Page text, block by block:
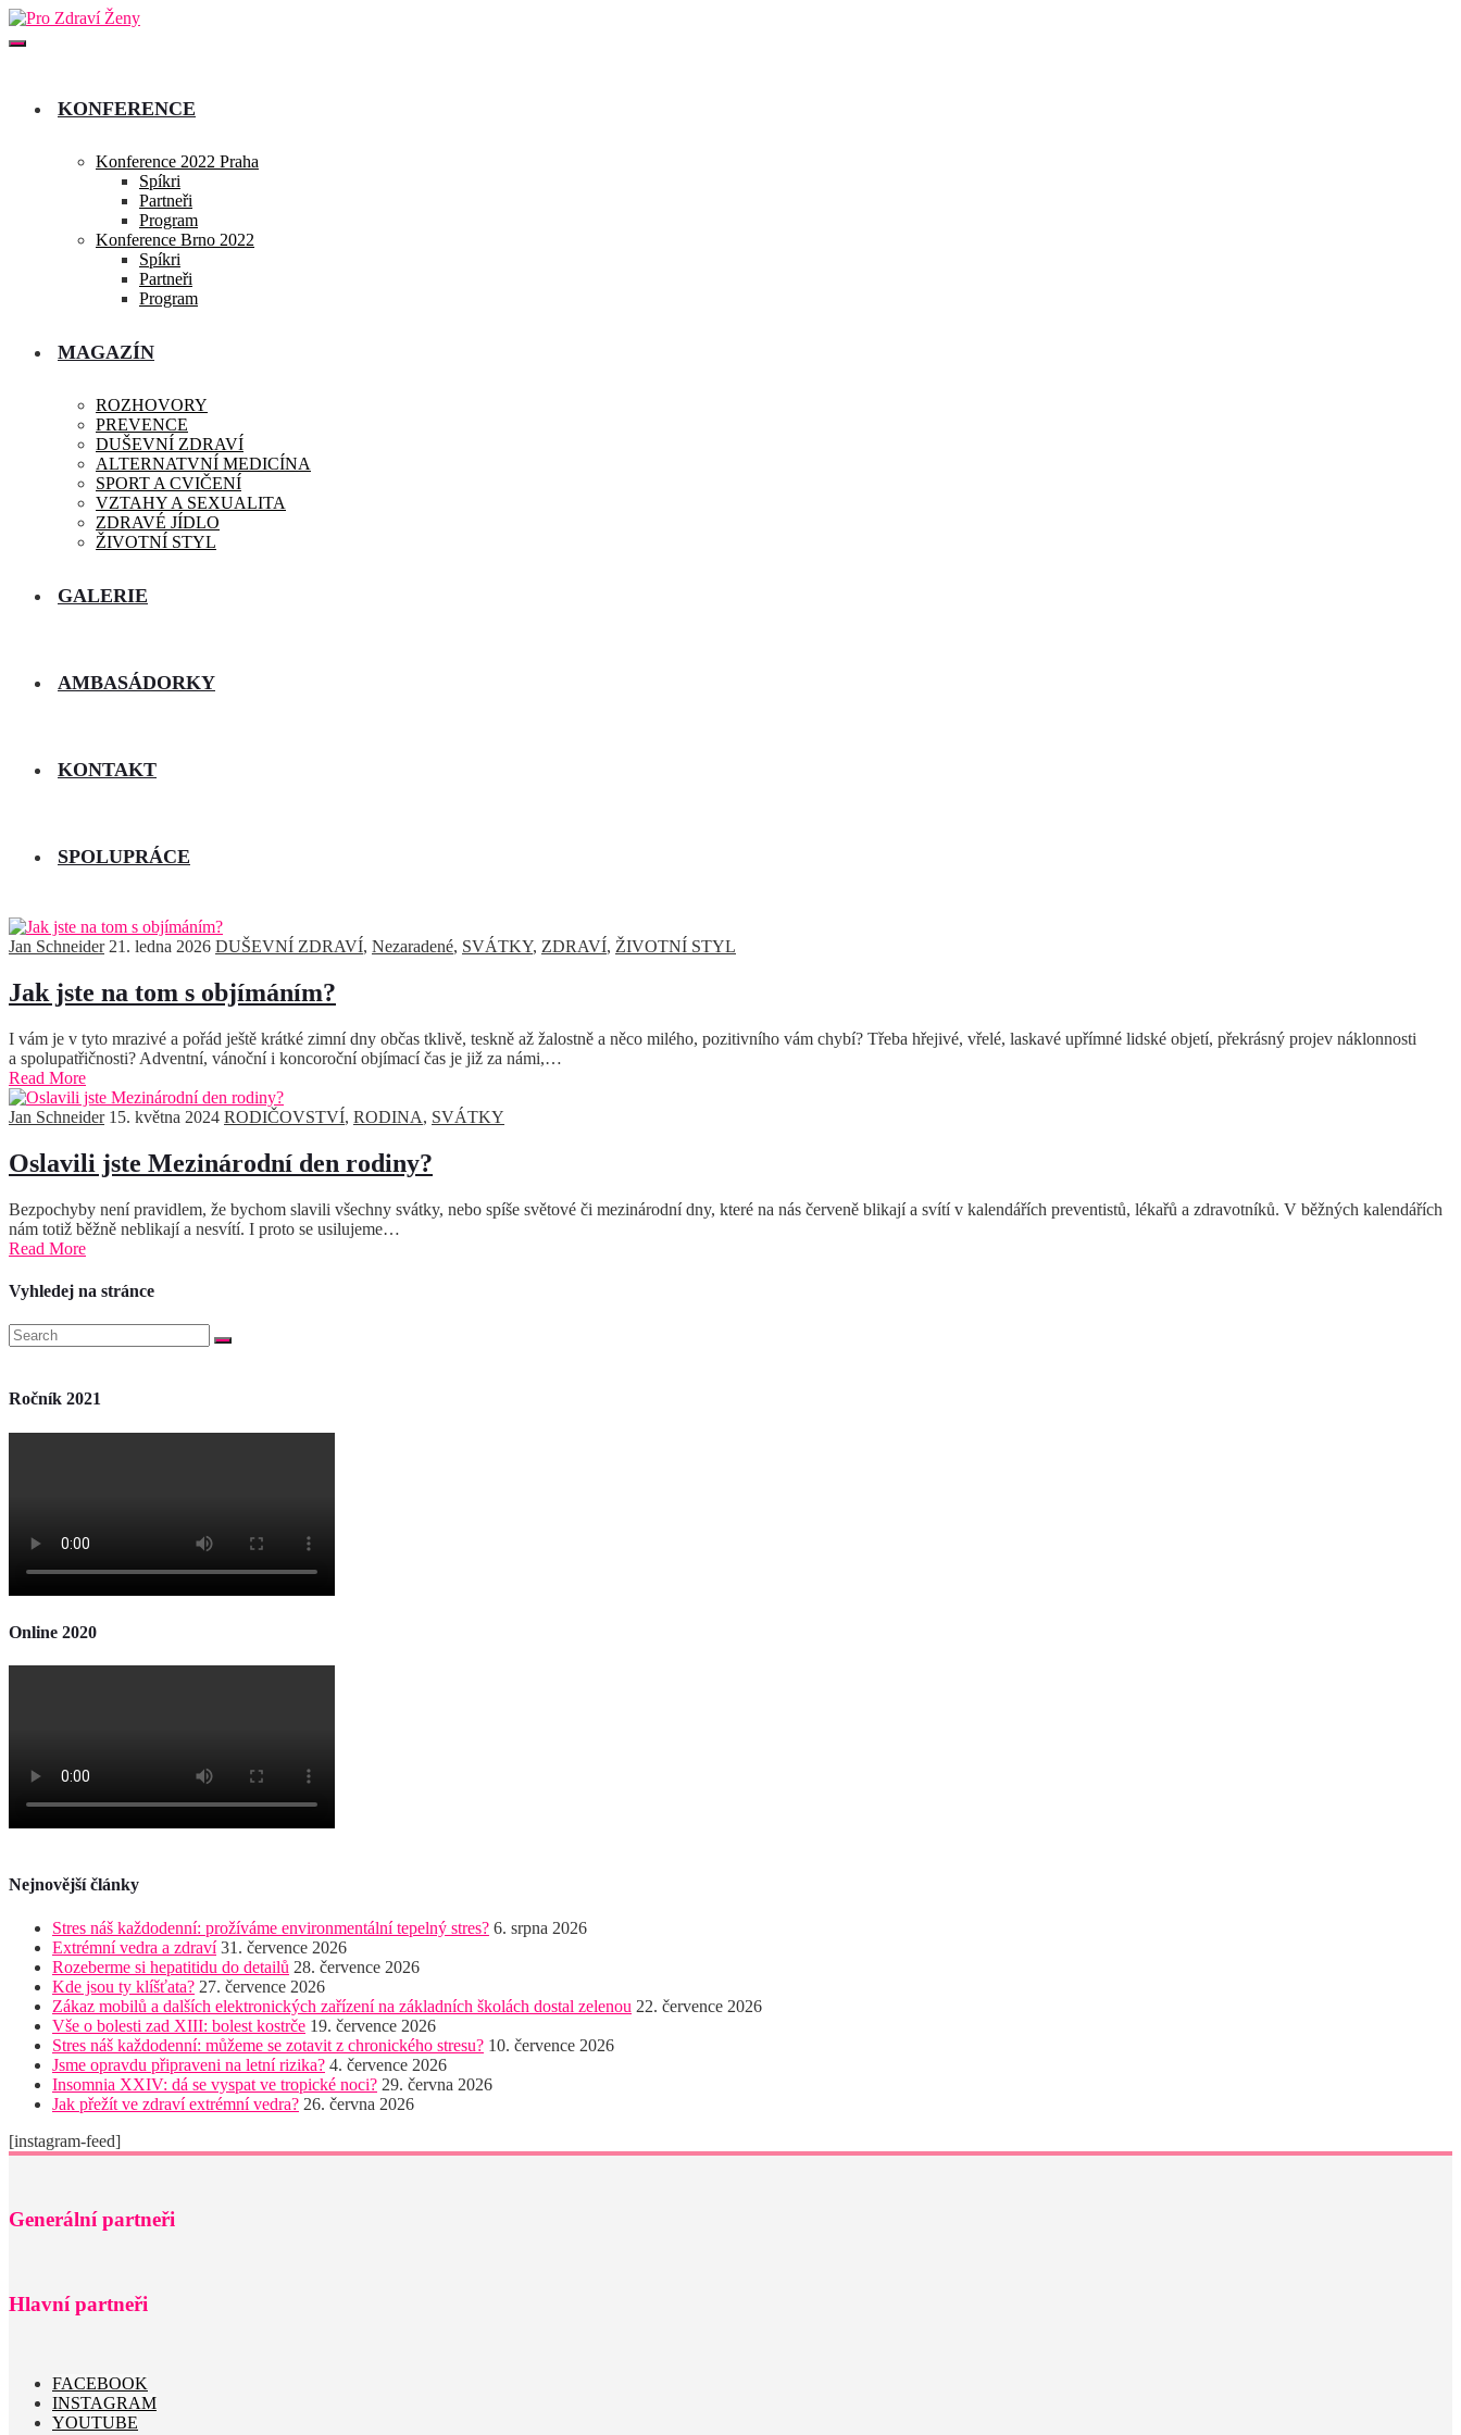
KONFERENCE
Konference 2022 Praha
Spíkri
Partneři
Program
Konference Brno 2022
Spíkri
Partneři
Program
MAGAZÍN
ROZHOVORY
PREVENCE
DUŠEVNÍ ZDRAVÍ
ALTERNATVNÍ MEDICÍNA
SPORT A CVIČENÍ
VZTAHY A SEXUALITA
ZDRAVÉ JÍDLO
ŽIVOTNÍ STYL
GALERIE
AMBASÁDORKY
KONTAKT
SPOLUPRÁCE
Jan Schneider 21. ledna 2026 DUŠEVNÍ ZDRAVÍ, Nezaradené, SVÁTKY, ZDRAVÍ, ŽIVOTNÍ STYL
Jak jste na tom s objímáním?
I vám je v tyto mrazivé a pořád ještě krátké zimní dny občas tklivě, teskně až žalostně a něco milého, pozitivního vám chybí? Třeba hřejivé, vřelé, laskavé upřímné lidské objetí, překrásný projev náklonnosti
a spolupatřičnosti? Adventní, vánoční i koncoroční objímací čas je již za námi,…
Read More
Jan Schneider 15. května 2024 RODIČOVSTVÍ, RODINA, SVÁTKY
Oslavili jste Mezinárodní den rodiny?
Bezpochyby není pravidlem, že bychom slavili všechny svátky, nebo spíše světové či mezinárodní dny, které na nás červeně blikají a svítí v kalendářích preventistů, lékařů a zdravotníků. V běžných kalendářích
nám totiž běžně neblikají a nesvítí. I proto se usilujeme…
Read More
Vyhledej na stránce
Ročník 2021
Online 2020
Nejnovější články
Stres náš každodenní: prožíváme environmentální tepelný stres? 6. srpna 2026
Extrémní vedra a zdraví 31. července 2026
Rozeberme si hepatitidu do detailů 28. července 2026
Kde jsou ty klíšťata? 27. července 2026
Zákaz mobilů a dalších elektronických zařízení na základních školách dostal zelenou 22. července 2026
Vše o bolesti zad XIII: bolest kostrče 19. července 2026
Stres náš každodenní: můžeme se zotavit z chronického stresu? 10. července 2026
Jsme opravdu připraveni na letní rizika? 4. července 2026
Insomnia XXIV: dá se vyspat ve tropické noci? 29. června 2026
Jak přežít ve zdraví extrémní vedra? 26. června 2026
[instagram-feed]
Generální partneři
Hlavní partneři
FACEBOOK
INSTAGRAM
YOUTUBE